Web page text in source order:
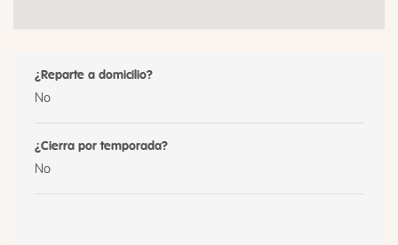
¿Reparte a domicilio?
No
¿Cierra por temporada?
No